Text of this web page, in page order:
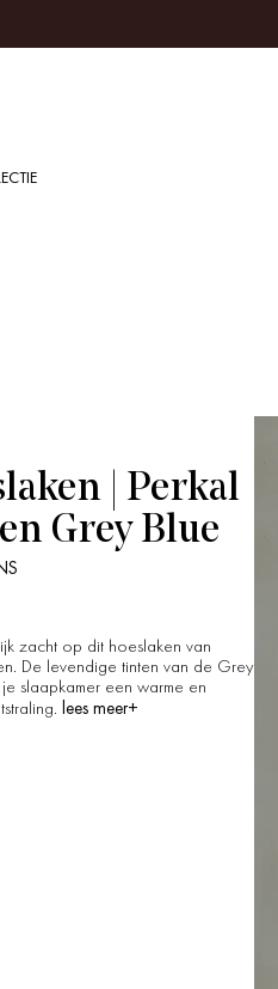
| Perkal
Grey Blue
zacht op dit hoeslaken van
De levendige tinten van de Grey
slaapkamer een warme en
lees meer+